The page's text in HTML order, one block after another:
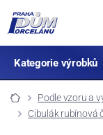
Kategorie výrobků
Podle vzoru a
Cibulák rubínová